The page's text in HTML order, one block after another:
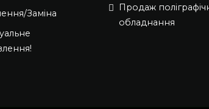
Заміна
Продаж
обладнання